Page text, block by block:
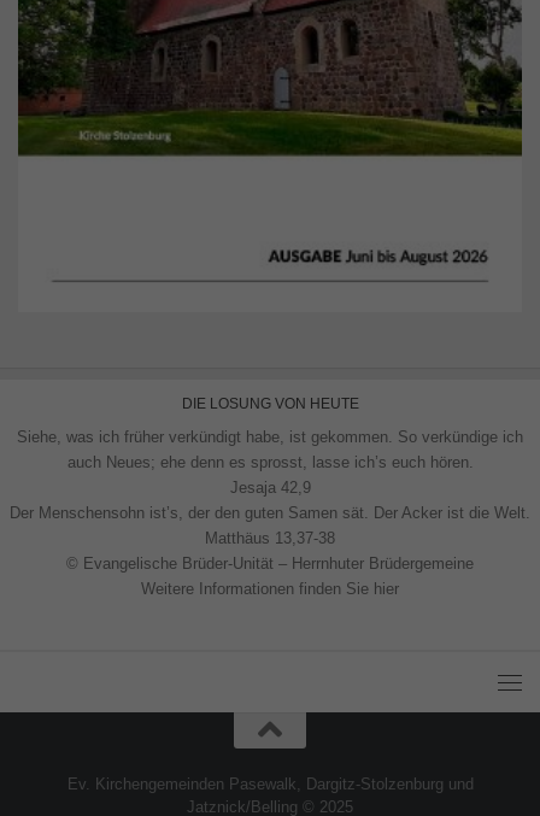
DIE LOSUNG VON HEUTE
Siehe, was ich früher verkündigt habe, ist gekommen. So verkündige ich
auch Neues; ehe denn es sprosst, lasse ich’s euch hören.
Jesaja 42,9
Der Menschensohn ist’s, der den guten Samen sät. Der Acker ist die Welt.
Matthäus 13,37-38
© Evangelische Brüder-Unität – Herrnhuter Brüdergemeine
Weitere Informationen finden Sie hier
Ev. Kirchengemeinden Pasewalk, Dargitz-Stolzenburg und
Jatznick/Belling © 2025